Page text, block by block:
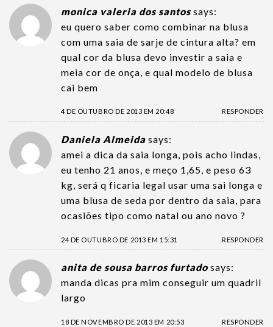
monica valeria dos santos says:
eu quero saber como combinar na blusa
com uma saia de sarje de cintura alta? em
qual cor da blusa devo investir a saia e
meia cor de onça, e qual modelo de blusa
cai bem
4 DE OUTUBRO DE 2013 EM 20:48 RESPONDER
Daniela Almeida says:
amei a dica da saia longa, pois acho lindas,
eu tenho 21 anos, e meço 1,65, e peso 63
kg, será q ficaria legal usar uma sai longa e
uma blusa de seda por dentro da saia, para
ocasiões tipo como natal ou ano novo ?
24 DE OUTUBRO DE 2013 EM 15:31 RESPONDER
anita de sousa barros furtado says:
manda dicas pra mim conseguir um quadril
largo
18 DE NOVEMBRO DE 2013 EM 20:53 RESPONDER